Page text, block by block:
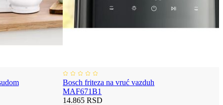
Bosch friteza na vruć vazduh
MAF671B1
14.865 RSD